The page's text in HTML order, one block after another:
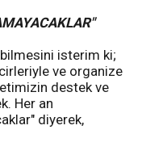
isterim ki;
ve organize
destek ve
Her an
diyerek,